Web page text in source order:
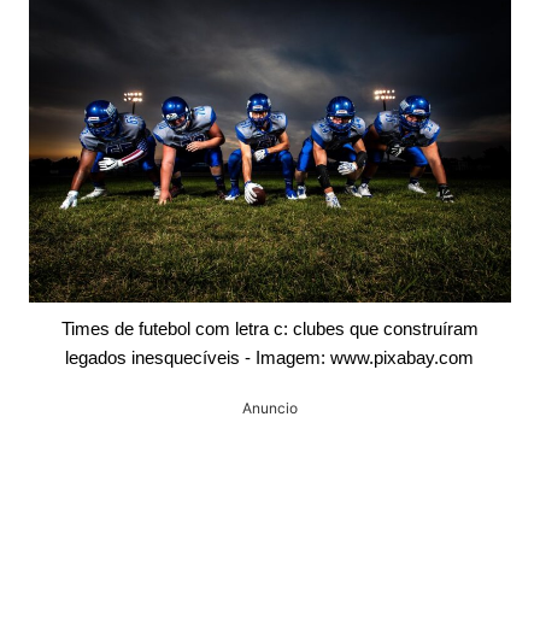
Times de futebol com letra c: clubes que construíram
legados inesquecíveis - Imagem: www.pixabay.com
Anuncio